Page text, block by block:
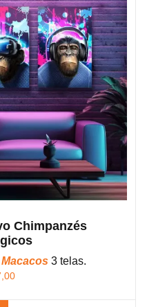
Chimpanzés
3 telas.